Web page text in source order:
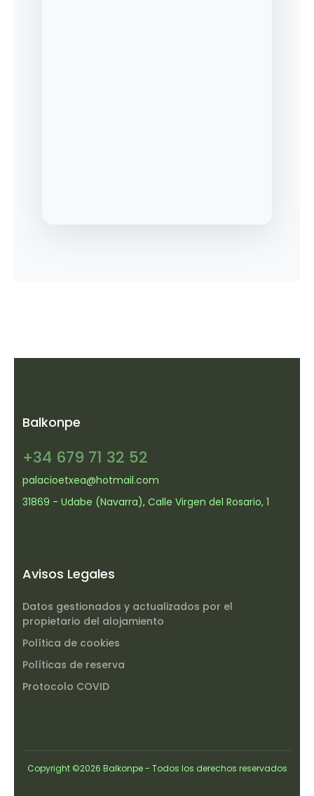
Balkonpe
+34 679 71 32 52
palacioetxea@hotmail.com
31869 - Udabe (Navarra), Calle Virgen del Rosario, 1
Avisos Legales
Datos gestionados y actualizados por el
propietario del alojamiento
Política de cookies
Políticas de reserva
Protocolo COVID
Copyright ©2026 Balkonpe - Todos los derechos reservados